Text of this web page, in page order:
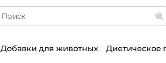
Добавки для животных Диетическое